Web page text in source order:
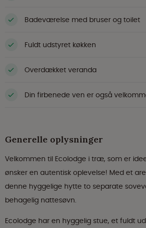
Badeværelse med bruser og toilet
Fuldt udstyret køkken
Overdækket veranda
Din firbenede ven er også
Generelle oplysninger
Velkommen til Ecolodge i træ, som er
ønsker en autentisk oplevelse! Med et
denne hyggelige hytte to separate
behagelig nattesøvn.
Ecolodge har en hyggelig stue, et fuldt